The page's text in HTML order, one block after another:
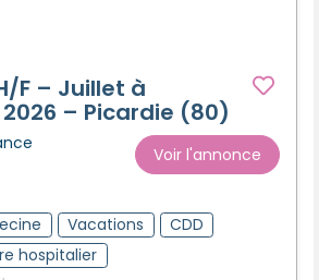
F – Juillet à
– Picardie (80)
Voir l'annonce
Vacations
CDD
hospitalier